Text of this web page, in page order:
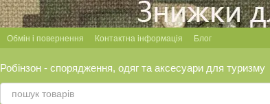
Обмін і повернення Контактна інформація Блог
Робінзон - спорядження, одяг та аксесуари для туризму